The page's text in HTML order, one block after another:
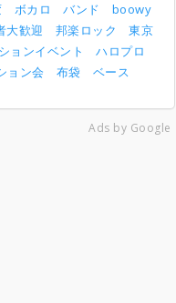
ボカロ バンド
boowy
大歓迎 邦楽ロック
東京
ョンイベント
ハロプロ
ョン会 布袋
ベース
Ads by Google